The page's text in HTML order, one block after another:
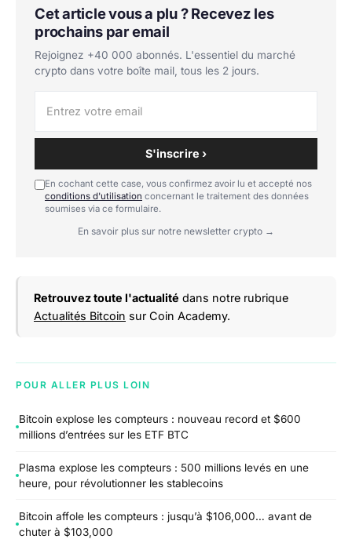
Cet article vous a plu ? Recevez les
prochains par email
Rejoignez +40 000 abonnés. L'essentiel du marché
crypto dans votre boîte mail, tous les 2 jours.
S'inscrire ›
En cochant cette case, vous confirmez avoir lu et accepté nos
conditions d'utilisation concernant le traitement des données
soumises via ce formulaire.
En savoir plus sur notre newsletter crypto →
Retrouvez toute l'actualité dans notre rubrique
Actualités Bitcoin sur Coin Academy.
POUR ALLER PLUS LOIN
Bitcoin explose les compteurs : nouveau record et $600
millions d’entrées sur les ETF BTC
Plasma explose les compteurs : 500 millions levés en une
heure, pour révolutionner les stablecoins
Bitcoin affole les compteurs : jusqu’à $106,000… avant de
chuter à $103,000